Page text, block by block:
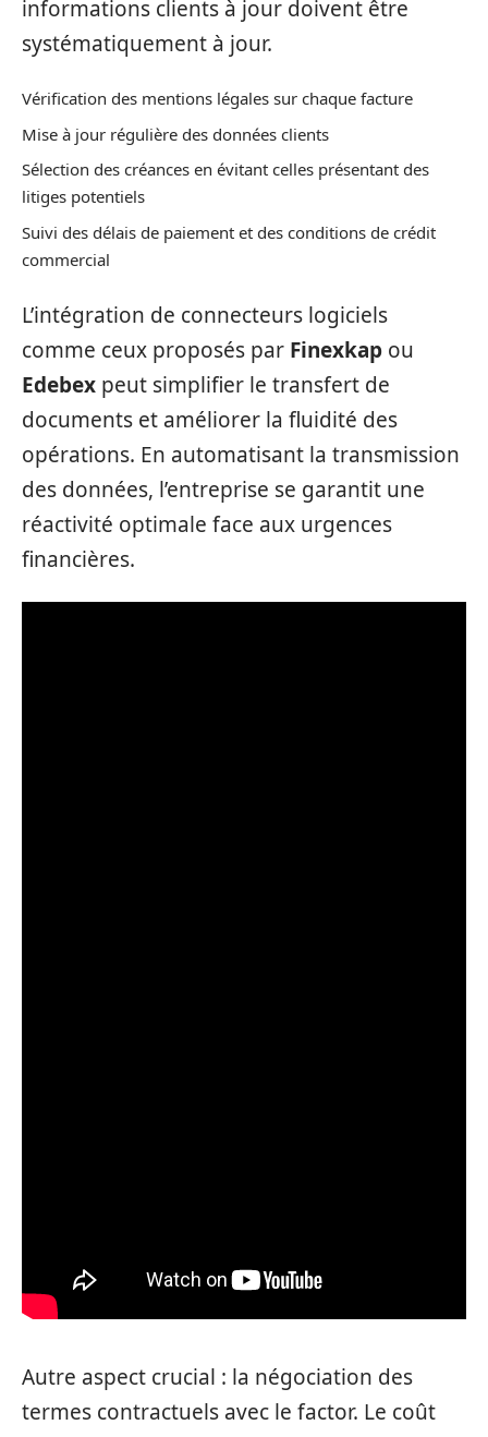
informations clients à jour doivent être
systématiquement à jour.
Vérification des mentions légales sur chaque facture
Mise à jour régulière des données clients
Sélection des créances en évitant celles présentant des
litiges potentiels
Suivi des délais de paiement et des conditions de crédit
commercial
L’intégration de connecteurs logiciels
comme ceux proposés par Finexkap ou
Edebex peut simplifier le transfert de
documents et améliorer la fluidité des
opérations. En automatisant la transmission
des données, l’entreprise se garantit une
réactivité optimale face aux urgences
financières.
Autre aspect crucial : la négociation des
termes contractuels avec le factor. Le coût